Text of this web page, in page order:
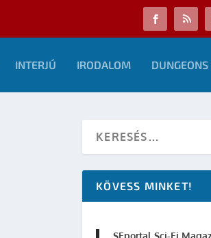
INTERJÚ IRODALOM
KÖVESS MINKET!
SFportal Sci-Fi